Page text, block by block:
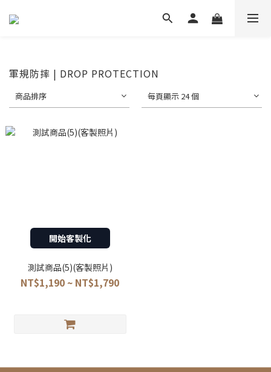
軍規防摔 | DROP PROTECTION
商品排序 每頁顯示 24 個
開始客製化
測試商品(5)(客製照片)
NT$1,190 ~ NT$1,790